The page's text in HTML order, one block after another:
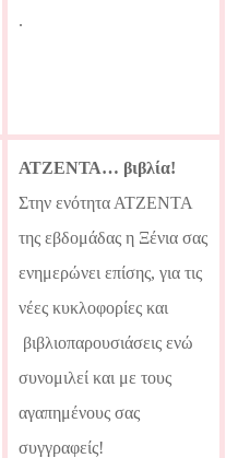
.
ΑΤΖΕΝΤΑ… βιβλία!
Στην ενότητα ΑΤΖΕΝΤΑ
της εβδομάδας η Ξένια σας
ενημερώνει επίσης, για τις
νέες κυκλοφορίες και
βιβλιοπαρουσιάσεις ενώ
συνομιλεί και με τους
αγαπημένους σας
συγγραφείς!